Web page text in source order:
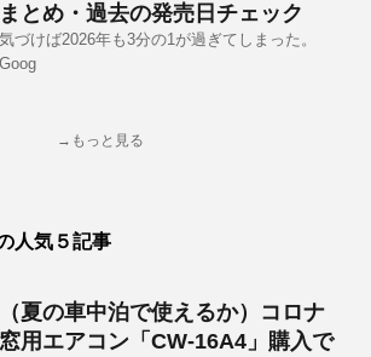
まとめ・過去の発売日チェック
気づけば2026年も3分の1が過ぎてしまった。
Goog
→もっと見る
人気５記事
（夏の車中泊で使えるか）コロナ
窓用エアコン「CW-16A4」購入で